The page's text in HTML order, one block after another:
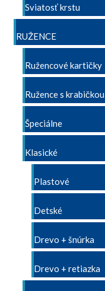
Sviatosť krstu
RUŽENCE
Ružencové kartičky
Ružence s krabičkou
Špeciálne
Klasické
Plastové
Detské
Drevo + šnúrka
Drevo + retiazka